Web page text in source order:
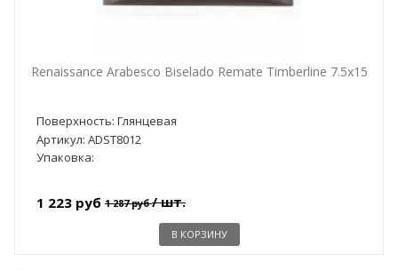
Renaissance Arabesco Biselado Remate Timberline 7.5x15
Поверхность: Глянцевая
Артикул: ADST8012
Упаковка:
1 223 руб 1 287 руб/ шт.
В КОРЗИНУ